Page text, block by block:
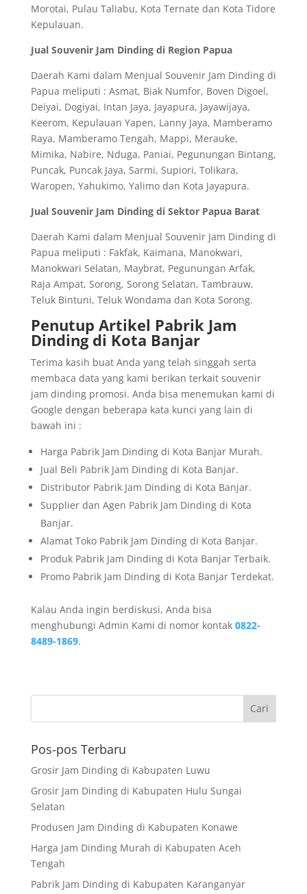
Morotai, Pulau Taliabu, Kota Ternate dan Kota Tidore
Kepulauan.
Jual Souvenir Jam Dinding di Region Papua
Daerah Kami dalam Menjual Souvenir Jam Dinding di
Papua meliputi : Asmat, Biak Numfor, Boven Digoel,
Deiyai, Dogiyai, Intan Jaya, Jayapura, Jayawijaya,
Keerom, Kepulauan Yapen, Lanny Jaya, Mamberamo
Raya, Mamberamo Tengah, Mappi, Merauke,
Mimika, Nabire, Nduga, Paniai, Pegunungan Bintang,
Puncak, Puncak Jaya, Sarmi, Supiori, Tolikara,
Waropen, Yahukimo, Yalimo dan Kota Jayapura.
Jual Souvenir Jam Dinding di Sektor Papua Barat
Daerah Kami dalam Menjual Souvenir Jam Dinding di
Papua meliputi : Fakfak, Kaimana, Manokwari,
Manokwari Selatan, Maybrat, Pegunungan Arfak,
Raja Ampat, Sorong, Sorong Selatan, Tambrauw,
Teluk Bintuni, Teluk Wondama dan Kota Sorong.
Penutup Artikel Pabrik Jam
Dinding di Kota Banjar
Terima kasih buat Anda yang telah singgah serta
membaca data yang kami berikan terkait souvenir
jam dinding promosi. Anda bisa menemukan kami di
Google dengan beberapa kata kunci yang lain di
bawah ini :
Harga Pabrik Jam Dinding di Kota Banjar Murah.
Jual Beli Pabrik Jam Dinding di Kota Banjar.
Distributor Pabrik Jam Dinding di Kota Banjar.
Supplier dan Agen Pabrik Jam Dinding di Kota
Banjar.
Alamat Toko Pabrik Jam Dinding di Kota Banjar.
Produk Pabrik Jam Dinding di Kota Banjar Terbaik.
Promo Pabrik Jam Dinding di Kota Banjar Terdekat.
Kalau Anda ingin berdiskusi, Anda bisa
menghubungi Admin Kami di nomor kontak 0822-
8489-1869.
Pos-pos Terbaru
Grosir Jam Dinding di Kabupaten Luwu
Grosir Jam Dinding di Kabupaten Hulu Sungai
Selatan
Produsen Jam Dinding di Kabupaten Konawe
Harga Jam Dinding Murah di Kabupaten Aceh
Tengah
Pabrik Jam Dinding di Kabupaten Karanganyar